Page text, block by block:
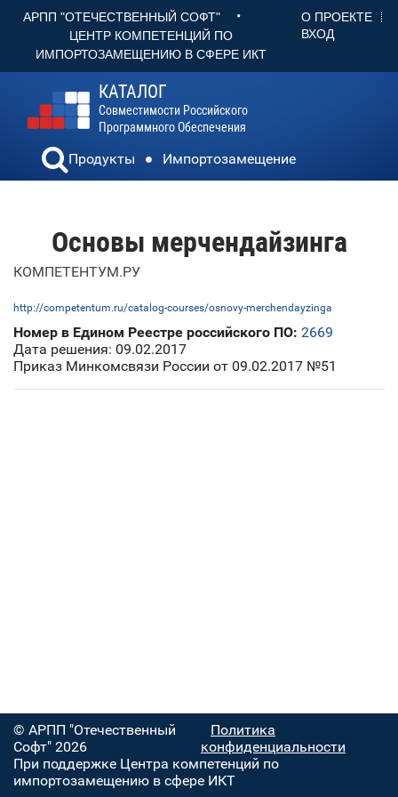
АРПП "ОТЕЧЕСТВЕННЫЙ СОФТ" •
ЦЕНТР КОМПЕТЕНЦИЙ ПО
ИМПОРТОЗАМЕЩЕНИЮ В СФЕРЕ ИКТ
О ПРОЕКТЕ
ВХОД
КАТАЛОГ
Совместимости Российского
Программного Обеспечения
Продукты Импортозамещение
Основы мерчендайзинга
КОМПЕТЕНТУМ.РУ
http://competentum.ru/catalog-courses/osnovy-merchendayzinga
Номер в Едином Реестре российского ПО: 2669
Дата решения: 09.02.2017
Приказ Минкомсвязи России от 09.02.2017 №51
© АРПП "Отечественный
Софт" 2026
Политика
конфиденциальности
При поддержке Центра компетенций по
импортозамещению в сфере ИКТ